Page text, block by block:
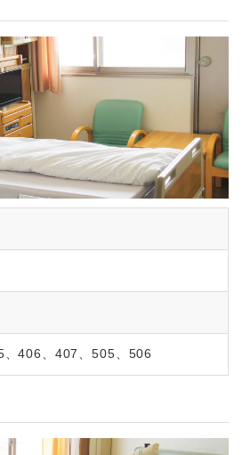
406、407、505、506